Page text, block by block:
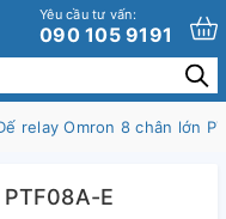
Yêu cầu tư vấn:
090 105 9191
relay Omron 8 chân lớn
E